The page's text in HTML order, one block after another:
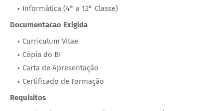
Informática (4° a 12° Classe)
Documentacao Exigida
Curriculum Vitae
Cópia do BI
Carta de Apresentação
Certificado de Formação
Requisitos